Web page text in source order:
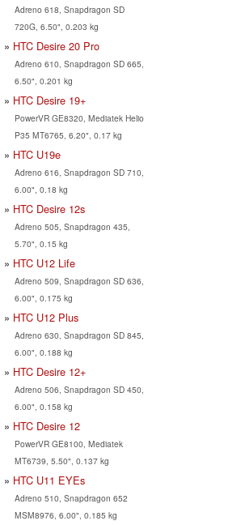
Adreno 618, Snapdragon SD
720G, 6.50", 0.203 kg
HTC Desire 20 Pro
Adreno 610, Snapdragon SD 665,
6.50", 0.201 kg
HTC Desire 19+
PowerVR GE8320, Mediatek Helio
P35 MT6765, 6.20", 0.17 kg
HTC U19e
Adreno 616, Snapdragon SD 710,
6.00", 0.18 kg
HTC Desire 12s
Adreno 505, Snapdragon 435,
5.70", 0.15 kg
HTC U12 Life
Adreno 509, Snapdragon SD 636,
6.00", 0.175 kg
HTC U12 Plus
Adreno 630, Snapdragon SD 845,
6.00", 0.188 kg
HTC Desire 12+
Adreno 506, Snapdragon SD 450,
6.00", 0.158 kg
HTC Desire 12
PowerVR GE8100, Mediatek
MT6739, 5.50", 0.137 kg
HTC U11 EYEs
Adreno 510, Snapdragon 652
MSM8976, 6.00", 0.185 kg